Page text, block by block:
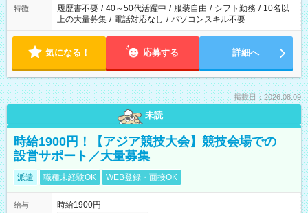
合は応募できません。
特徴 履歴書不要 / 40～50代活躍中 / 服装自由 / シフト勤務 / 10名以
上の大量募集 / 電話対応なし / パソコンスキル不要
気になる！ 応募する 詳細へ
掲載日：2026.08.09
未読
時給1900円！【アジア競技大会】競技会場での
設営サポート／大量募集
派遣 職種未経験OK WEB登録・面接OK
給与
時給1900円